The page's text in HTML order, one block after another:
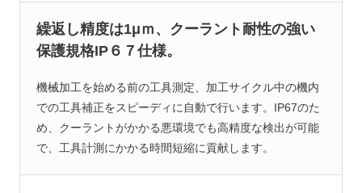
繰返し精度は1μｍ、クーラント耐性の強い
保護規格IP６７仕様。
機械加工を始める前の工具測定、加工サイクル中の機内
での工具補正をスピーディに自動で行います。IP67のた
め、クーラントがかかる悪環境でも高精度な検出が可能
で、工具計測にかかる時間短縮に貢献します。